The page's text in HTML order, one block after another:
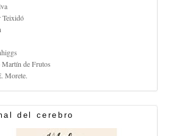
de Frutos
Morete.
del cerebro